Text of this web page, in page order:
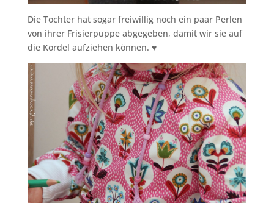
Die Tochter hat sogar freiwillig noch ein paar Perlen
von ihrer Frisierpuppe abgegeben, damit wir sie auf
die Kordel aufziehen können. ♥